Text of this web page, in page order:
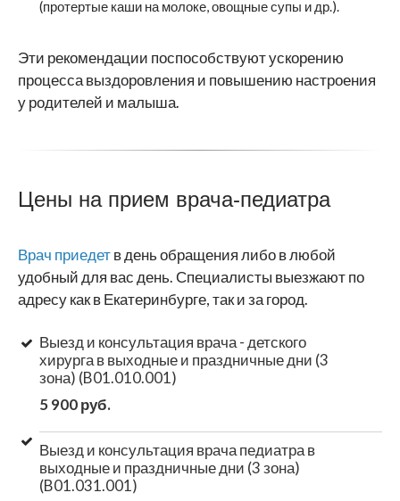
(протертые каши на молоке, овощные супы и др.).
Эти рекомендации поспособствуют ускорению
процесса выздоровления и повышению настроения
у родителей и малыша.
Цены на прием врача-педиатра
Врач приедет в день обращения либо в любой
удобный для вас день. Специалисты выезжают по
адресу как в Екатеринбурге, так и за город.
Выезд и консультация врача - детского
хирурга в выходные и праздничные дни (3
зона) (B01.010.001)
5 900 руб.
Выезд и консультация врача педиатра в
выходные и праздничные дни (3 зона)
(B01.031.001)